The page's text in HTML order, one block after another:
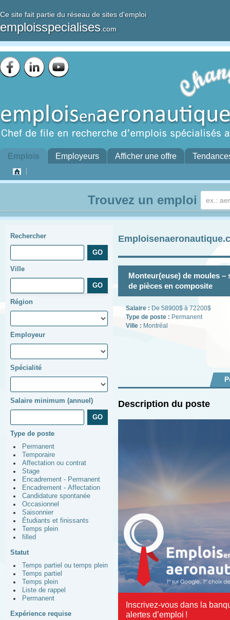
Ce site fait partie du réseau de sites d'emploi
emploisspecialises .com
Emplois Employeurs Afficher une offre
Trouvez un emploi
Rechercher
Ville
Région
Employeur
Spécialité
Salaire minimum (annuel)
Type de poste
Permanent
Temporaire
Affectation ou contrat
Stage
Encadrement - Permanent
Encadrement - Affectation
Candidature spontanée
Occasionnel
Saisonnier
Étudiants et finissants
Temps plein
filled
Statut
Temps partiel ou temps plein
Temps partiel
Temps plein
Liste de rappel
Permanent
Expérience requise
Monteur(euse) de moules
de pièces en composite
Salaire : De 58900$ à 72200$
Type de poste : Permanent
Ville : Montréal
Description du poste
Inscrivez-vous dans la
alertes d’emploi !